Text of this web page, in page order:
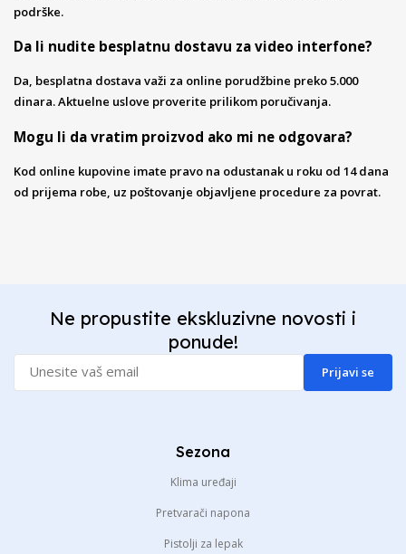
podrške.
Da li nudite besplatnu dostavu za video interfone?
Da, besplatna dostava važi za online porudžbine preko 5.000
dinara. Aktuelne uslove proverite prilikom poručivanja.
Mogu li da vratim proizvod ako mi ne odgovara?
Kod online kupovine imate pravo na odustanak u roku od 14 dana
od prijema robe, uz poštovanje objavljene procedure za povrat.
Ne propustite ekskluzivne novosti i
ponude!
Prijavi se
Sezona
Klima uređaji
Pretvarači napona
Pistolji za lepak